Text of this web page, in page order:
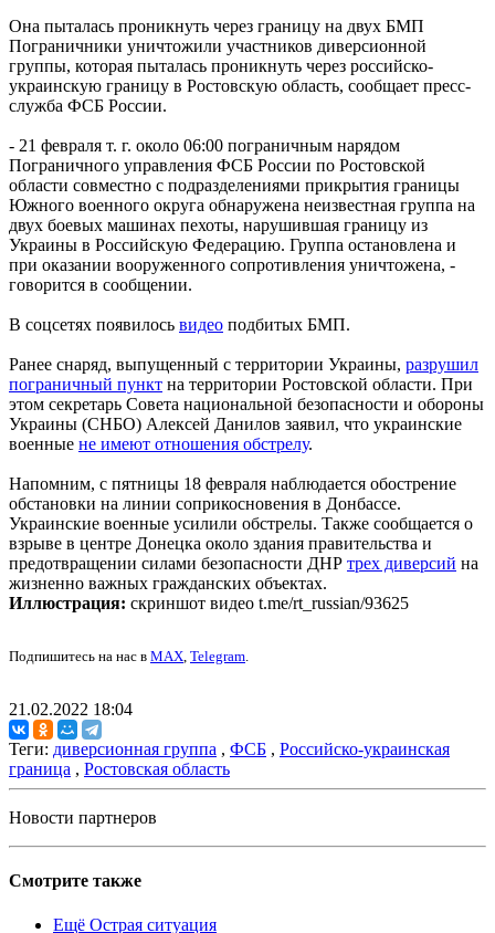
Она пыталась проникнуть через границу на двух БМП
Пограничники уничтожили участников диверсионной
группы, которая пыталась проникнуть через российско-
украинскую границу в Ростовскую область, сообщает пресс-
служба ФСБ России.
- 21 февраля т. г. около 06:00 пограничным нарядом
Пограничного управления ФСБ России по Ростовской
области совместно с подразделениями прикрытия границы
Южного военного округа обнаружена неизвестная группа на
двух боевых машинах пехоты, нарушившая границу из
Украины в Российскую Федерацию. Группа остановлена и
при оказании вооруженного сопротивления уничтожена, -
говорится в сообщении.
В соцсетях появилось видео подбитых БМП.
Ранее снаряд, выпущенный с территории Украины, разрушил
пограничный пункт на территории Ростовской области. При
этом секретарь Совета национальной безопасности и обороны
Украины (СНБО) Алексей Данилов заявил, что украинские
военные не имеют отношения обстрелу.
Напомним, с пятницы 18 февраля наблюдается обострение
обстановки на линии соприкосновения в Донбассе.
Украинские военные усилили обстрелы. Также сообщается о
взрыве в центре Донецка около здания правительства и
предотвращении силами безопасности ДНР трех диверсий на
жизненно важных гражданских объектах.
Иллюстрация: скриншот видео t.me/rt_russian/93625
Подпишитесь на нас в MAX, Telegram.
21.02.2022 18:04
Теги: диверсионная группа , ФСБ , Российско-украинская
граница , Ростовская область
Новости партнеров
Смотрите также
Ещё Острая ситуация